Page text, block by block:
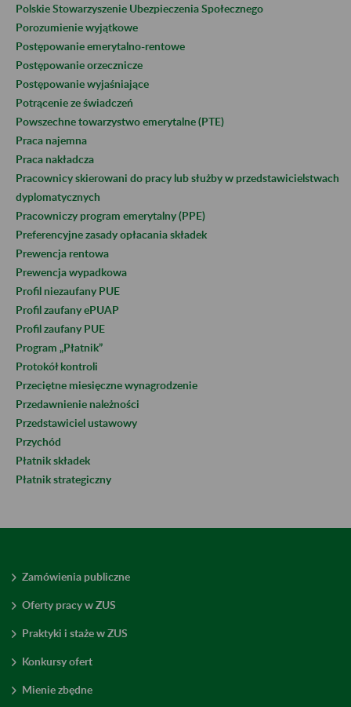
Polskie Stowarzyszenie Ubezpieczenia Społecznego
Porozumienie wyjątkowe
Postępowanie emerytalno-rentowe
Postępowanie orzecznicze
Postępowanie wyjaśniające
Potrącenie ze świadczeń
Powszechne towarzystwo emerytalne (PTE)
Praca najemna
Praca nakładcza
Pracownicy skierowani do pracy lub służby w przedstawicielstwach
dyplomatycznych
Pracowniczy program emerytalny (PPE)
Preferencyjne zasady opłacania składek
Prewencja rentowa
Prewencja wypadkowa
Profil niezaufany PUE
Profil zaufany ePUAP
Profil zaufany PUE
Program „Płatnik”
Protokół kontroli
Przeciętne miesięczne wynagrodzenie
Przedawnienie należności
Przedstawiciel ustawowy
Przychód
Płatnik składek
Płatnik strategiczny
Zamówienia publiczne
Oferty pracy w ZUS
Praktyki i staże w ZUS
Konkursy ofert
Mienie zbędne